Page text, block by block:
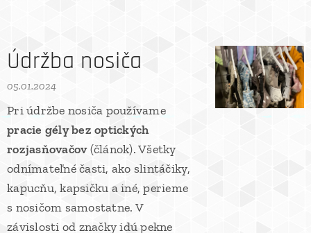
Údržba nosiča
05.01.2024
Pri údržbe nosiča používame
pracie gély bez optických
rozjasňovačov(článok). Všetky
odnímateľné časti, ako slintáčiky,
kapucňu, kapsičku a iné, perieme
s nosičom samostatne. V
závislosti od značky idú pekne